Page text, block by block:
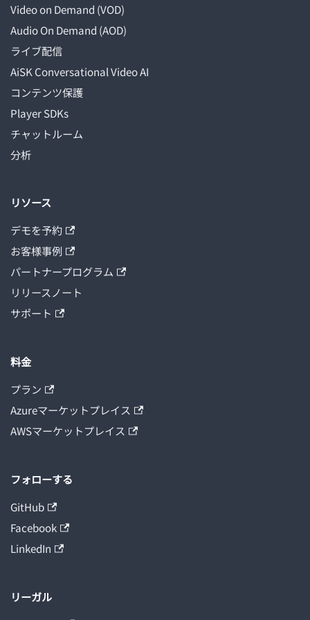
Video on Demand (VOD)
Audio On Demand (AOD)
ライブ配信
AiSK Conversational Video AI
コンテンツ保護
Player SDKs
チャットルーム
分析
リソース
デモを予約
お客様事例
パートナープログラム
リリースノート
サポート
料金
プラン
Azureマーケットプレイス
AWSマーケットプレイス
フォローする
GitHub
Facebook
LinkedIn
リーガル